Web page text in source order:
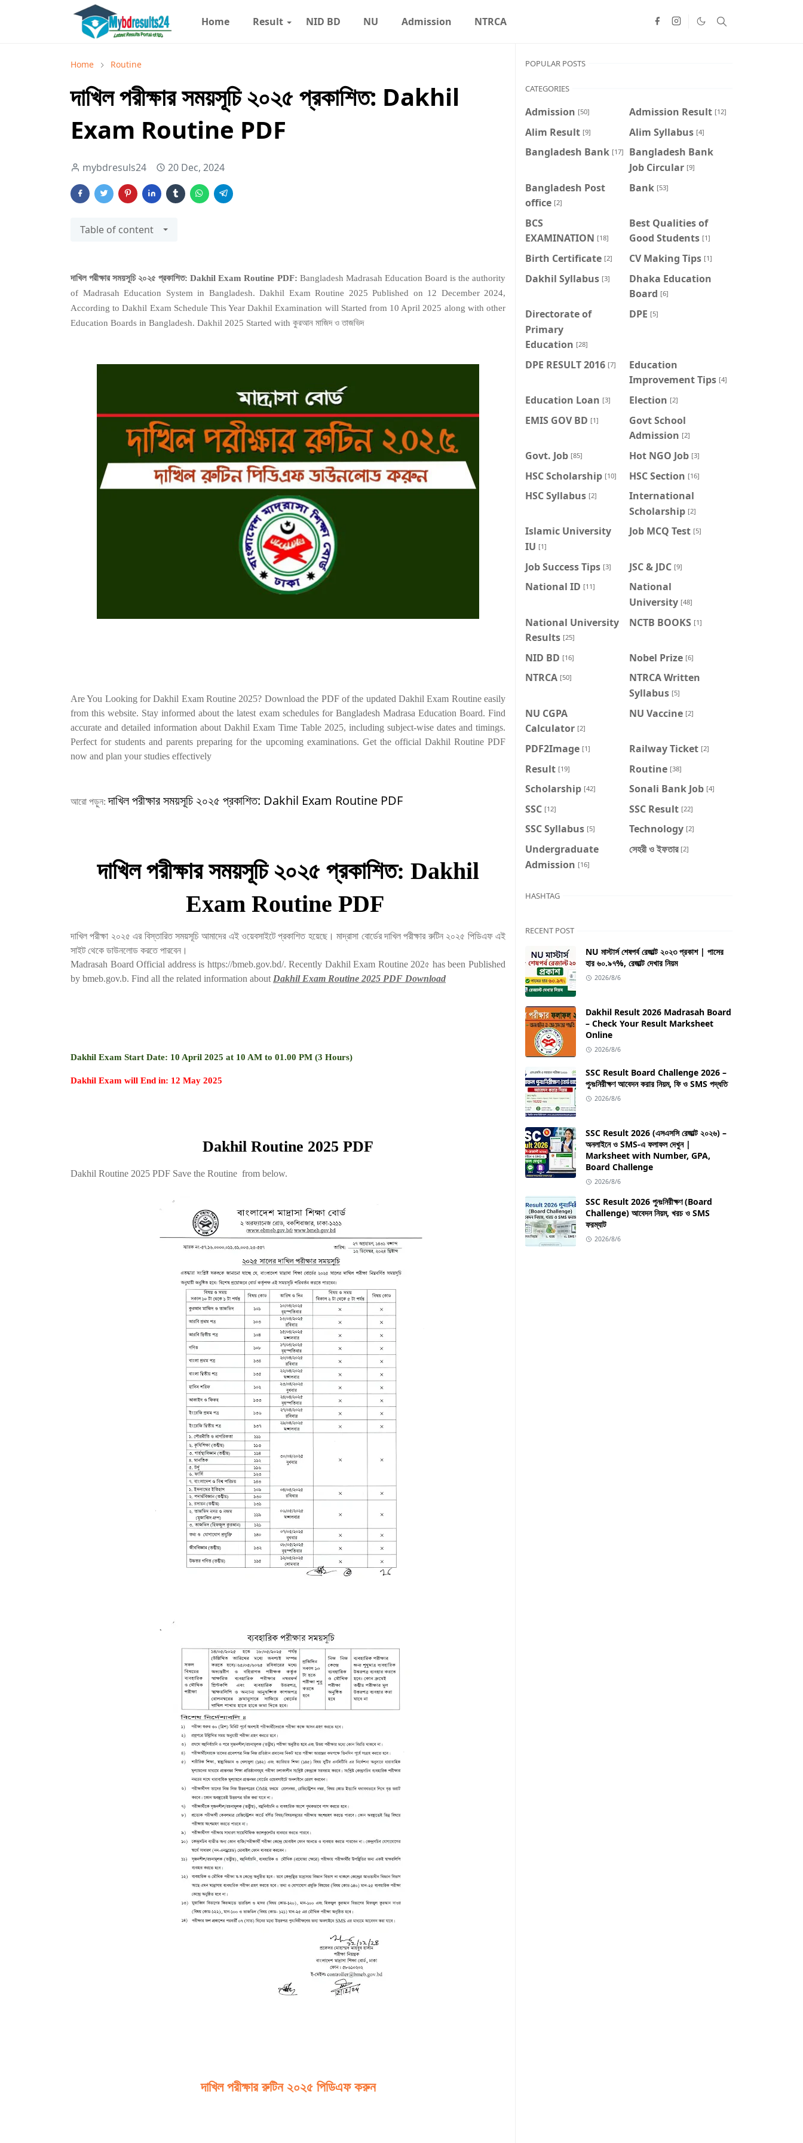
Home Result NID BD NU Admission NTRCA
Home Routine
দাখিল পরীক্ষার সময়সূচি ২০২৫ প্রকাশিত: Dakhil
Exam Routine PDF
mybdresuls24 20 Dec, 2024
Table of content
দাখিল পরীক্ষার সময়সূচি ২০২৫ প্রকাশিত: Dakhil Exam Routine PDF: Bangladesh Madrasah Education Board is the authority
of Madrasah Education System in Bangladesh. Dakhil Exam Routine 2025 Published on 12 December 2024,
According to Dakhil Exam Schedule This Year Dakhil Examination will Started from 10 April 2025 along with other
Education Boards in Bangladesh. Dakhil 2025 Started with কুরআন মাজিদ ও তাজভিদ
Are You Looking for Dakhil Exam Routine 2025? Download the PDF of the updated Dakhil Exam Routine easily
from this website. Stay informed about the latest exam schedules for Bangladesh Madrasa Education Board. Find
accurate and detailed information about Dakhil Exam Time Table 2025, including subject-wise dates and timings.
Perfect for students and parents preparing for the upcoming examinations. Get the official Dakhil Routine PDF
now and plan your studies effectively
আরো পড়ুন:দাখিল পরীক্ষার সময়সূচি ২০২৫ প্রকাশিত: Dakhil Exam Routine PDF
দাখিল পরীক্ষার সময়সূচি ২০২৫ প্রকাশিত: Dakhil
Exam Routine PDF
দাখিল পরীক্ষা ২০২৫ এর বিস্তারিত সময়সূচি আমাদের এই ওয়েবসাইটে প্রকাশিত হয়েছে। মাদ্রাসা বোর্ডের দাখিল পরীক্ষার রুটিন ২০২৫ পিডিএফ এই
সাইট থেকে ডাউনলোড করতে পারবেন।
Madrasah Board Official address is https://bmeb.gov.bd/. Recently Dakhil Exam Routine 202৫ has been Published
by bmeb.gov.b. Find all the related information about Dakhil Exam Routine 2025 PDF Download
Dakhil Exam Start Date: 10 April 2025 at 10 AM to 01.00 PM (3 Hours)
Dakhil Exam will End in: 12 May 2025
Dakhil Routine 2025 PDF
Dakhil Routine 2025 PDF Save the Routine from below.
দাখিল পরীক্ষার রুটিন ২০২৫ পিডিএফ করুন
POPULAR POSTS
CATEGORIES
Admission [50] Admission Result [12]
Alim Result [9] Alim Syllabus [4]
Bangladesh Bank [17]
Bangladesh Bank
Job Circular [9]
Bangladesh Post
office [2]
Bank [53]
BCS
EXAMINATION [18]
Best Qualities of
Good Students [1]
Birth Certificate [2] CV Making Tips [1]
Dakhil Syllabus [3]
Dhaka Education
Board [6]
Directorate of
Primary
Education [28]
DPE [5]
DPE RESULT 2016 [7]
Education
Improvement Tips [4]
Education Loan [3] Election [2]
EMIS GOV BD [1]
Govt School
Admission [2]
Govt. Job [85] Hot NGO Job [3]
HSC Scholarship [10] HSC Section [16]
HSC Syllabus [2]
International
Scholarship [2]
Islamic University
IU [1]
Job MCQ Test [5]
Job Success Tips [3] JSC & JDC [9]
National ID [11]
National
University [48]
National University
Results [25]
NCTB BOOKS [1]
NID BD [16] Nobel Prize [6]
NTRCA [50]
NTRCA Written
Syllabus [5]
NU CGPA
Calculator [2]
NU Vaccine [2]
PDF2Image [1] Railway Ticket [2]
Result [19] Routine [38]
Scholarship [42] Sonali Bank Job [4]
SSC [12] SSC Result [22]
SSC Syllabus [5] Technology [2]
Undergraduate
Admission [16]
সেহরী ও ইফতার [2]
HASHTAG
RECENT POST
NU মাস্টার্স শেষপর্ব রেজাল্ট ২০২৩ প্রকাশ | পাসের
হার ৬০.৯৭%, রেজাল্ট দেখার নিয়ম
2026/8/6
Dakhil Result 2026 Madrasah Board
– Check Your Result Marksheet
Online
2026/8/6
SSC Result Board Challenge 2026 –
পুনঃনিরীক্ষণ আবেদন করার নিয়ম, ফি ও SMS পদ্ধতি
2026/8/6
SSC Result 2026 (এসএসসি রেজাল্ট ২০২৬) –
অনলাইনে ও SMS-এ ফলাফল দেখুন |
Marksheet with Number, GPA,
Board Challenge
2026/8/6
SSC Result 2026 পুনঃনিরীক্ষণ (Board
Challenge) আবেদন নিয়ম, খরচ ও SMS
ফরম্যাট
2026/8/6